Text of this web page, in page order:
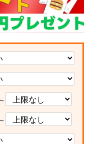
～
～